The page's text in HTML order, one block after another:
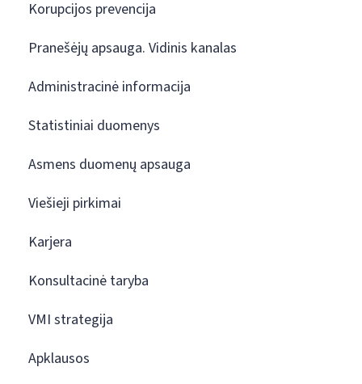
Korupcijos prevencija
Pranešėjų apsauga. Vidinis kanalas
Administracinė informacija
Statistiniai duomenys
Asmens duomenų apsauga
Viešieji pirkimai
Karjera
Konsultacinė taryba
VMI strategija
Apklausos